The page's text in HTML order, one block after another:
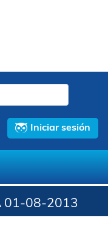
Iniciar sesión
01-08-2013